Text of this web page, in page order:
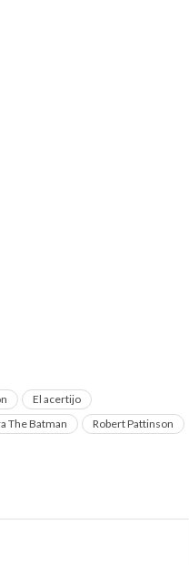
El acertijo
The Batman
Robert Pattinson